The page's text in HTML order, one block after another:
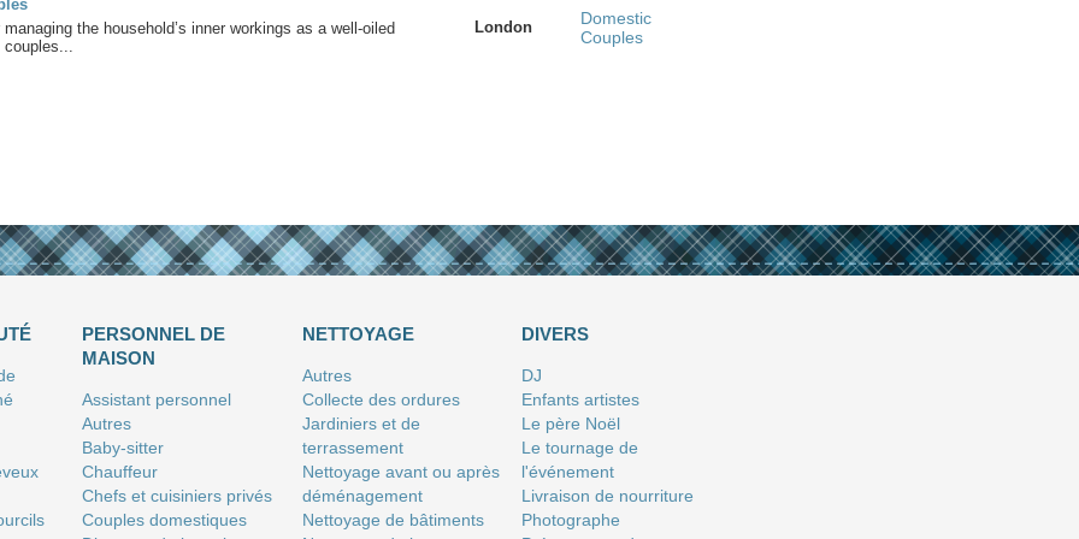
the household’s inner workings as a well-oiled
London
Domestic
Couples
PERSONNEL DE
MAISON
Assistant personnel
Autres
Baby-sitter
Chauffeur
Chefs et cuisiniers privés
Couples domestiques
NETTOYAGE
Autres
Collecte des ordures
Jardiniers et de
terrassement
Nettoyage avant ou après
déménagement
Nettoyage de bâtiments
DIVERS
DJ
Enfants artistes
Le père Noël
Le tournage de
l'événement
Livraison de nourriture
Photographe